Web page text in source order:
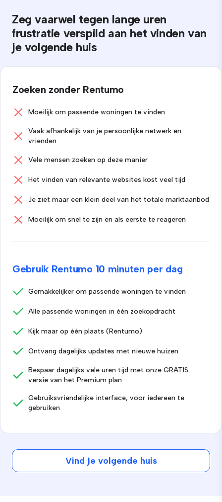
Zeg vaarwel tegen lange uren
frustratie verspild aan het vinden van
je volgende huis
Zoeken zonder Rentumo
Moeilijk om passende woningen te vinden
Vaak afhankelijk van je persoonlijke netwerk en
vrienden
Vele mensen zoeken op deze manier
Het vinden van relevante websites kost veel tijd
Je ziet maar een klein deel van het totale marktaanbod
Moeilijk om snel te zijn en als eerste te reageren
Gebruik Rentumo 10 minuten per dag
Gemakkelijker om passende woningen te vinden
Alle passende woningen in één zoekopdracht
Kijk maar op één plaats (Rentumo)
Ontvang dagelijks updates met nieuwe huizen
Bespaar dagelijks vele uren tijd met onze GRATIS
versie van het Premium plan
Gebruiksvriendelijke interface, voor iedereen te
gebruiken
Vind je volgende huis